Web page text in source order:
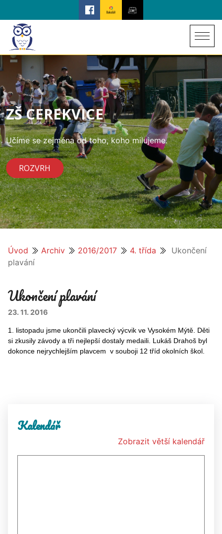
ZŠ CEREKVICE
Učíme se zejména od toho, koho milujeme.
ROZVRH
Úvod Archiv 2016/2017 4. třída
Ukončení
plavání
Ukončení plavání
23. 11. 2016
1. listopadu jsme ukončili plavecký výcvik ve Vysokém Mýtě. Děti
si zkusily závody a tři nejlepší dostaly medaili. Lukáš Drahoš byl
dokonce nejrychlejším plavcem v souboji 12 tříd okolních škol.
Kalendář
Zobrazit větší kalendář